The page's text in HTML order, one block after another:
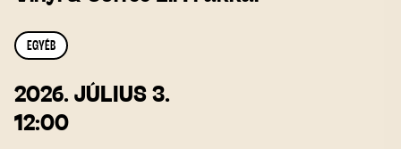
EGYÉB
2026. JÚLIUS 3.
12:00